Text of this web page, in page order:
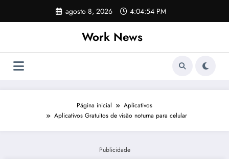
o
agosto 8, 2026 4:04:55 PM
Work News
Página inicial
Aplicativos
Aplicativos Gratuitos de visão noturna para celular
Publicidade